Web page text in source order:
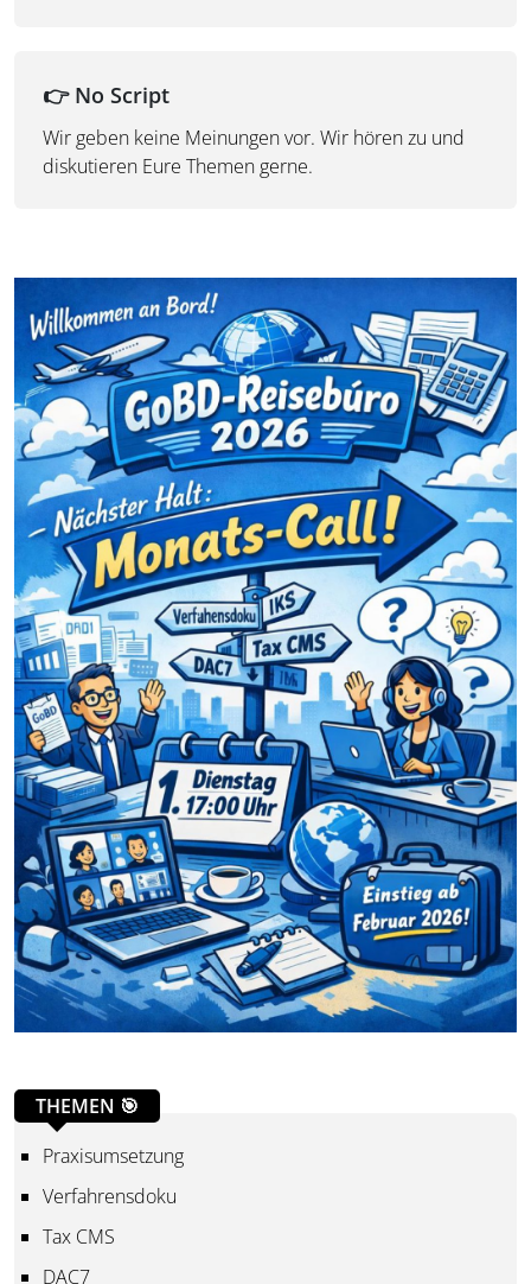
👉 No Script
Wir geben keine Meinungen vor. Wir hören zu und
diskutieren Eure Themen gerne.
THEMEN 🎯
Praxisumsetzung
Verfahrensdoku
Tax CMS
DAC7